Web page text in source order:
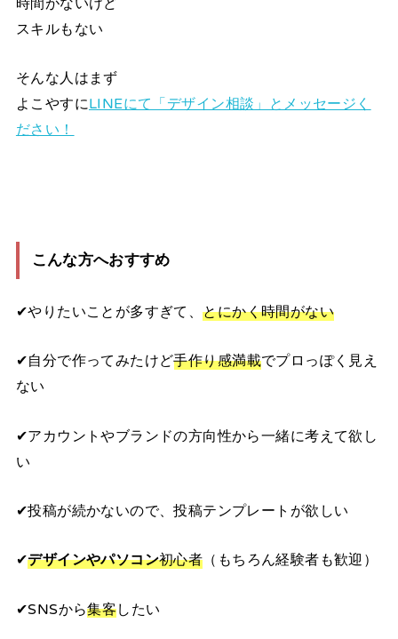
スキルもない
そんな人はまず
よこやすにLINEにて「デザイン相談」とメッセージく
ださい！
こんな方へおすすめ
✔︎やりたいことが多すぎて、とにかく時間がない
✔︎自分で作ってみたけど手作り感満載でプロっぽく見え
ない
✔︎アカウントやブランドの方向性から一緒に考えて欲し
い
✔︎投稿が続かないので、投稿テンプレートが欲しい
✔︎デザインやパソコン初心者 （もちろん経験者も歓迎）
✔︎SNSから集客したい